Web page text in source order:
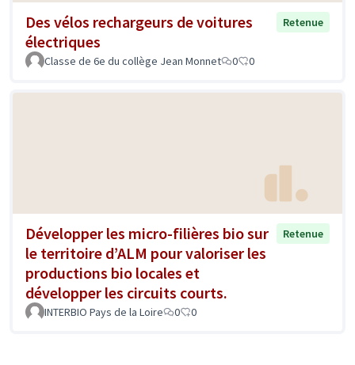
Des vélos rechargeurs de voitures
électriques
Retenue
Classe de 6e du collège Jean Monnet 0 0
Développer les micro-filières bio sur
le territoire d’ALM pour valoriser les
productions bio locales et
développer les circuits courts.
Retenue
INTERBIO Pays de la Loire 0 0